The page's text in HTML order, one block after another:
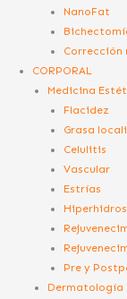
NanoFat
Corrección
CORPORAL
Medicina
Flacidez
Grasa
Celulitis
Vascular
Estrías
Pre y
Dermatología